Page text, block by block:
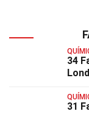
34
31